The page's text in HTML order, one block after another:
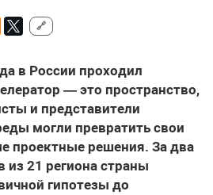
🔗
в России проходил
— это пространство,
и представители
могли превратить свои
проектные решения. За два
из 21 региона страны
гипотезы до